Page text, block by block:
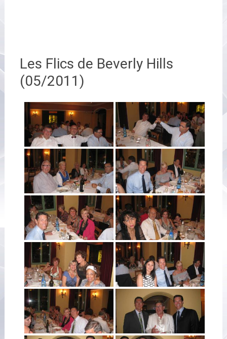
Les Flics de Beverly Hills
(05/2011)